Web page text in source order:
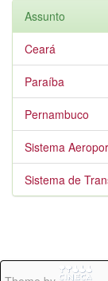
Assunto
Ceará
Paraíba
Pernambuco
Sistema
Sistema de